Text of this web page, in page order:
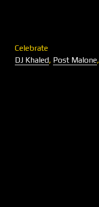
Celebrate
DJ Khaled, Post Malone,